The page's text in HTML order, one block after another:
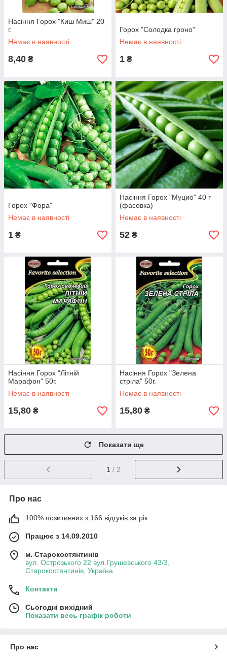
Насіння Горох "Киш Миш" 20
г.
Немає в наявності
8,40 ₴
Горох "Солодка гроно"
Немає в наявності
1 ₴
Горох "Фора"
Немає в наявності
1 ₴
Насіння Горох "Муцио" 40 г
(фасовка)
Немає в наявності
52 ₴
Насіння Горох "Літній
Марафон" 50г.
Немає в наявності
15,80 ₴
Насіння Горох "Зелена
стріла" 50г.
Немає в наявності
15,80 ₴
Показати ще
1 / 2
Про нас
100% позитивних з 166 відгуків за рік
Працює з 14.09.2010
м. Старокостянтинів
вул. Острозького 22 вул.Грушевського 43/3,
Старокостянтинів, Україна
Контакти
Сьогодні вихідний
Показати весь графік роботи
Про нас